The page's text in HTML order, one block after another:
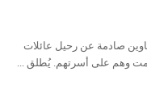
صادمة عن رحيل عائلات
وهم على أسرتهم. يُطلق ...